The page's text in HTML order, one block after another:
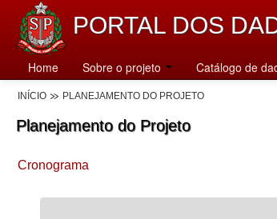
PORTAL DOS
Home Sobre o projeto Catálogo de
INÍCIO PLANEJAMENTO DO PROJETO
Planejamento do Projeto
Cronograma